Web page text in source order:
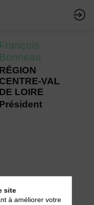
François
Bonneau
RÉGION
CENTRE-VAL
DE LOIRE
Président
site
à améliorer votre